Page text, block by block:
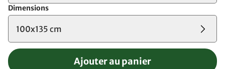
Dimensions
100x135 cm
Ajouter au panier